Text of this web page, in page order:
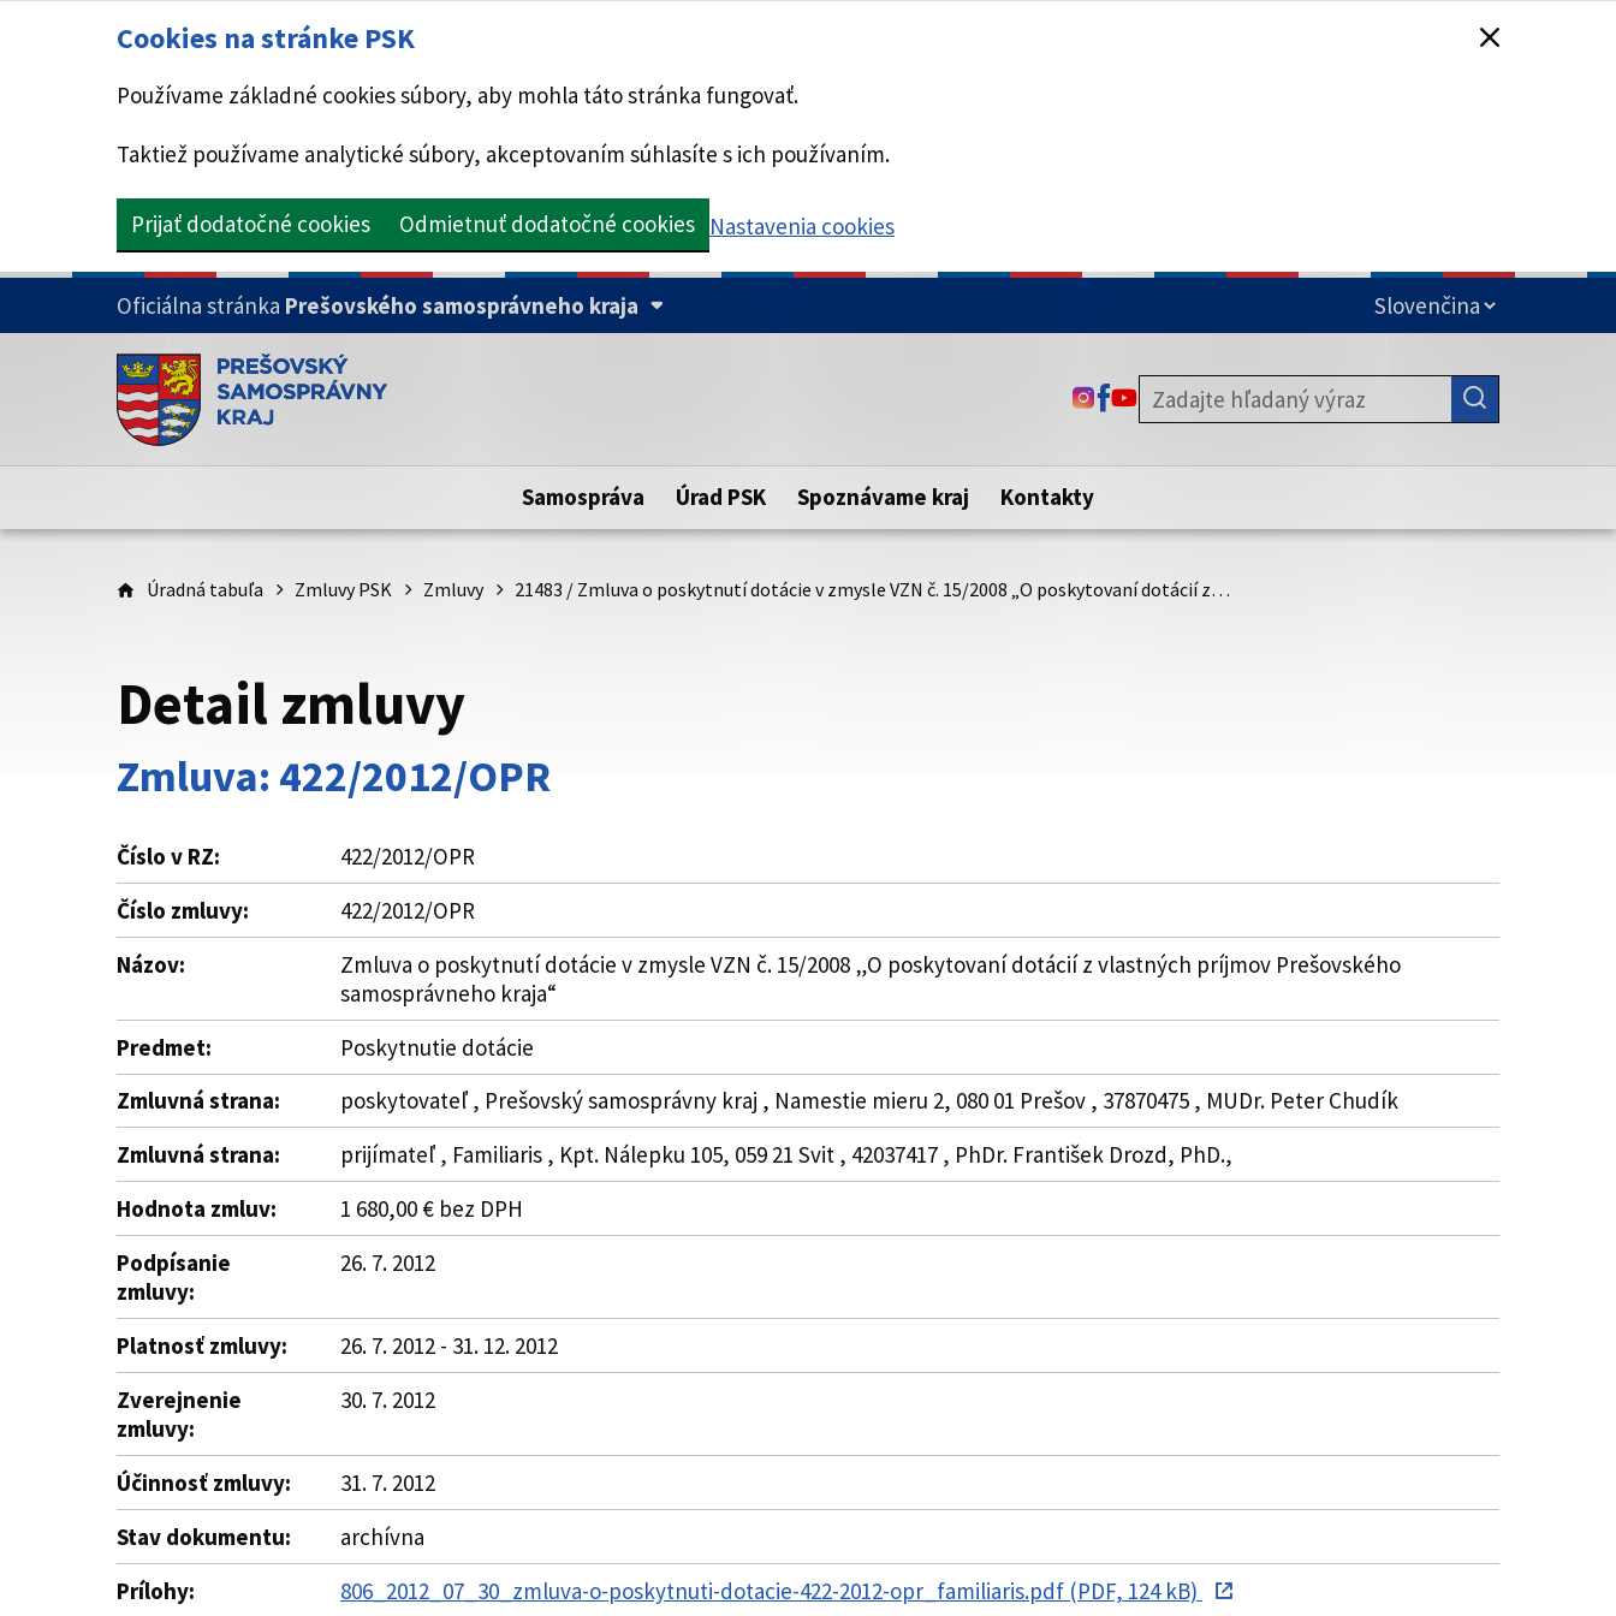
Cookies na stránke PSK
Používame základné cookies súbory, aby mohla táto stránka fungovať.
Taktiež používame analytické súbory, akceptovaním súhlasíte s ich používaním.
Prijať dodatočné cookies Odmietnuť dodatočné cookies Nastavenia cookies
PRESKOČIŤ NA HLAVNÝ OBSAH
Oficiálna stránka Prešovského samosprávneho kraja
Doména psk.sk je oficiálna
Toto je oficiálna webová stránka Prešovského samosprávneho kraja.
Táto stránka je zabezpečená
zabezpečenú webovú stránku. Zabezpečená stránka vždy začína
https:// pred názvom domény webového sídla.
ODKAZ SA OTVORÍ NA NOVEJ KARTE
ODKAZ SA OTVORÍ NA NOVEJ KARTE
ODKAZ SA OTVORÍ NA NOVEJ KARTE
Samospráva Úrad PSK Spoznávame kraj Kontakty
Úradná tabuľa Zmluvy PSK Zmluvy 21483 / Zmluva o poskytnutí dotácie v zmysle VZN č. 15/2008 „O poskytovaní dotácií z…
Detail zmluvy
Zmluva: 422/2012/OPR
Číslo v RZ:
422/2012/OPR
Číslo zmluvy:
422/2012/OPR
Názov:
Zmluva o poskytnutí dotácie v zmysle VZN č. 15/2008 „O poskytovaní dotácií z vlastných príjmov Prešovského
samosprávneho kraja“
Predmet:
Poskytnutie dotácie
Zmluvná strana:
poskytovateľ , Prešovský samosprávny kraj , Namestie mieru 2, 080 01 Prešov , 37870475 , MUDr. Peter Chudík
Zmluvná strana:
prijímateľ , Familiaris , Kpt. Nálepku 105, 059 21 Svit , 42037417 , PhDr. František Drozd, PhD.,
Hodnota zmluv:
1 680,00 € bez DPH
Podpísanie
zmluvy:
26. 7. 2012
Platnosť zmluvy:
26. 7. 2012 - 31. 12. 2012
Zverejnenie
zmluvy:
30. 7. 2012
Účinnosť zmluvy:
31. 7. 2012
Stav dokumentu:
archívna
Prílohy:
806_2012_07_30_zmluva-o-poskytnuti-dotacie-422-2012-opr_familiaris.pdf (PDF, 124 kB)